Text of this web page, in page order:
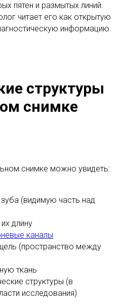
пятен и размытых линий.
читает его как открытую
информацию.
структуры
снимке
снимке можно увидеть:
(видимую часть над
длину
каналы
(пространство между
ткань
структуры (в
исследования)